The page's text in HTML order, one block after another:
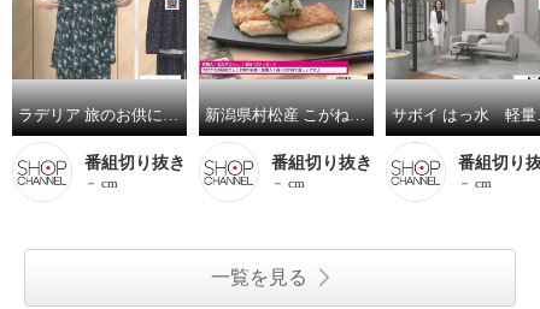
ラデリア 旅のお供に！ 動きらくらく ストレッチ入り天竺 巾着付 ルームウェア上下セット
番組切り抜き
－ cm
新潟県村松産 こがねもち米使用！ レンジで簡単 いなりもち
番組切り抜き
－ cm
サボイ はっ水
番組切り
－ cm
一覧を見る